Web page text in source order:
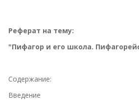
Реферат на тему:
"Пифагор и его школа.
Содержание:
Введение